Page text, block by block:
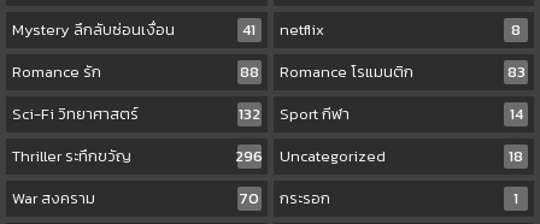
Mystery ลึกลับซ่อนเงื่อน
41 netflix
8
Romance รัก
88 Romance โรแมนติก
83
Sci-Fi วิทยาศาสตร์
132 Sport กีฬา
14
Thriller ระทึกขวัญ
296 Uncategorized
18
War สงคราม
70 กระรอก
1